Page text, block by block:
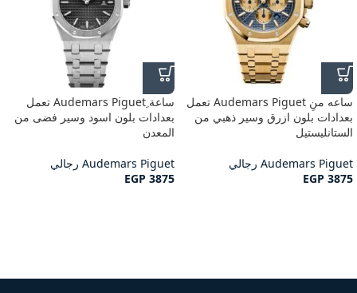
ساعه منِ Audemars Piguet تعمل
بعدادات بلون ازرق وسير ذهبي من
الستانليستيل
Audemars Piguet رجالي
EGP 3875
ساعة ِAudemars Piguet تعمل
بعدادات بلون اسود وسير فضى من
المعدن
Audemars Piguet رجالي
EGP 3875